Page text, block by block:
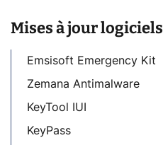
Mises à jour logiciels
Emsisoft Emergency Kit
Zemana Antimalware
KeyTool IUI
KeyPass